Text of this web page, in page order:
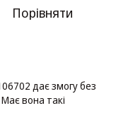
Порівняти
дає змогу без
вона такі